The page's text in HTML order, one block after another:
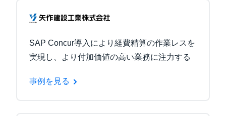
SAP Concur導入により経費精算の作業レスを
実現し、より付加価値の高い業務に注力する
事例を見る